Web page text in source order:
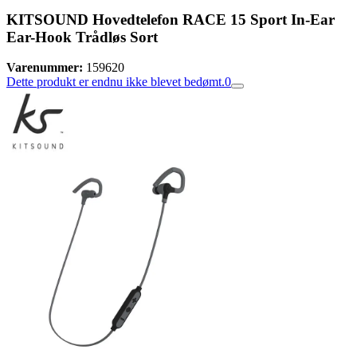
KITSOUND Hovedtelefon RACE 15 Sport In-Ear
Ear-Hook Trådløs Sort
Varenummer: 159620
Dette produkt er endnu ikke blevet bedømt.0